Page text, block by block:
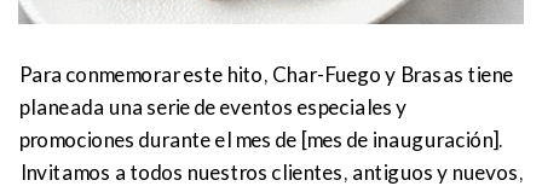
Para conmemorar este hito, Char-Fuego y Brasas tiene
planeada una serie de eventos especiales y
promociones durante el mes de [mes de inauguración].
Invitamos a todos nuestros clientes, antiguos y nuevos,